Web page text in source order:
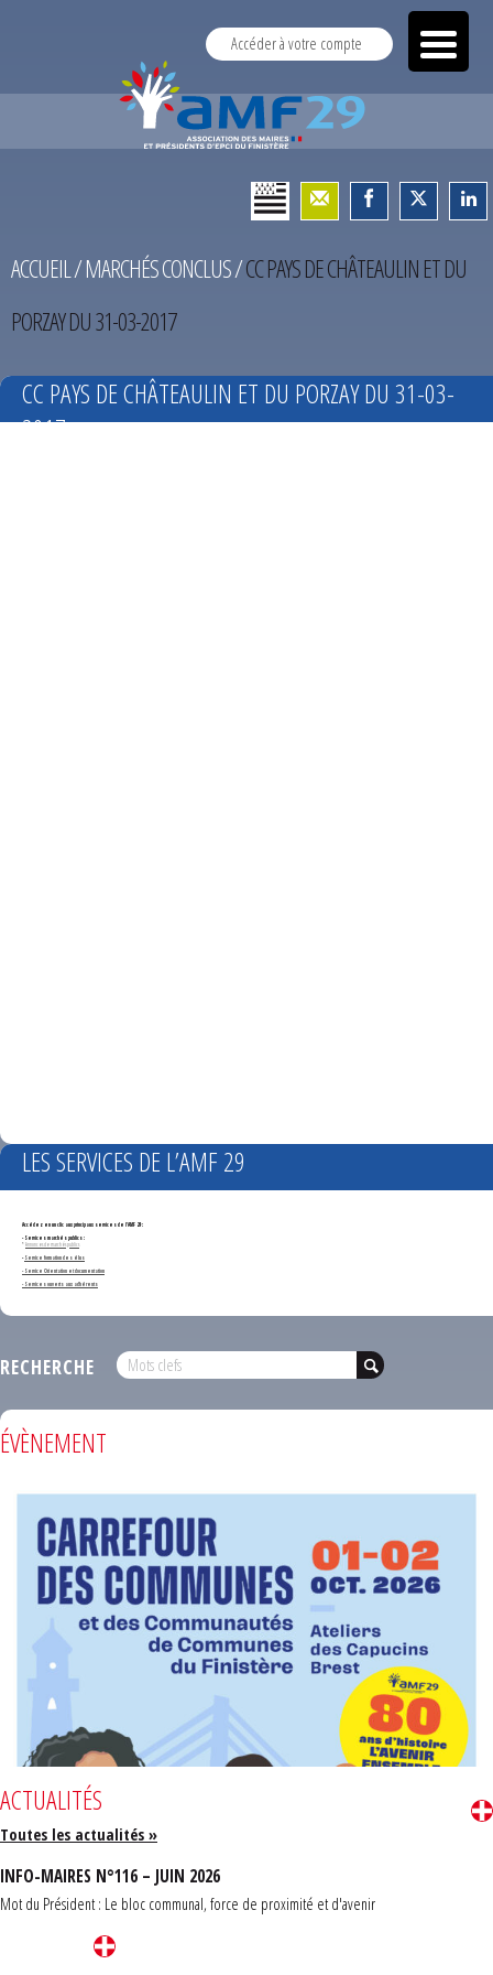
Accéder à votre compte
ACCUEIL/MARCHÉS CONCLUS/CC PAYS DE CHÂTEAULIN ET DU
PORZAY DU 31-03-2017
CC PAYS DE CHÂTEAULIN ET DU PORZAY DU 31-03-
2017
LES SERVICES DE L’AMF 29
Accédez en un clic aux principaux services de l'AMF 29 :
- Services marchés publics :
*Annonces de marchés publics
-Service formation des élus
- Service Orientation et documentation
- Services ouverts aux adhérents
RECHERCHE
ÉVÈNEMENT
ACTUALITÉS
Toutes les actualités »
INFO-MAIRES N°116 – JUIN 2026
Mot du Président : Le bloc communal, force de proximité et d'avenir